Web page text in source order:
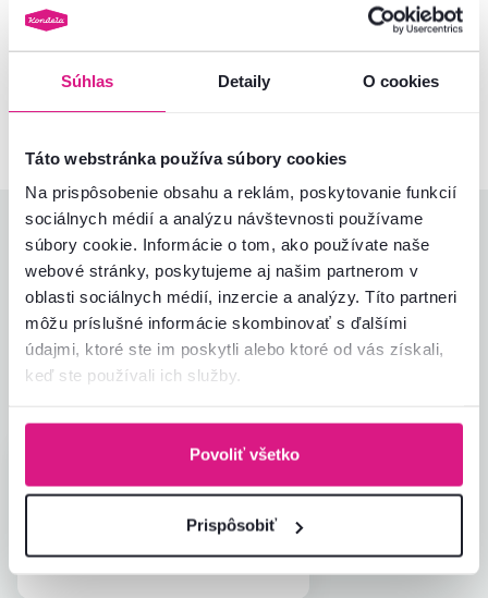
Súhlas Detaily O cookies
Táto webstránka používa súbory cookies
Na prispôsobenie obsahu a reklám, poskytovanie funkcií
sociálnych médií a analýzu návštevnosti používame
súbory cookie. Informácie o tom, ako používate naše
webové stránky, poskytujeme aj našim partnerom v
oblasti sociálnych médií, inzercie a analýzy. Títo partneri
môžu príslušné informácie skombinovať s ďalšími
údajmi, ktoré ste im poskytli alebo ktoré od vás získali,
keď ste používali ich služby.
Povoliť všetko
Prispôsobiť
Nenašli ste požadované informácie?
Kontaktujte nás a my vám radi poradíme
Hodnotenia produktu
5,0
1recenzia
Jednoduchosť montáže
Kvalita výrobku
Zabalenie výrobku
Pomer hodnoty a ceny
J
29.5.2023, Nová Baňa,
Overený nákup